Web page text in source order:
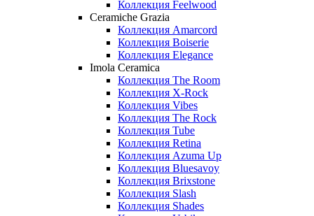
Коллекция Feelwood
Ceramiche Grazia
Коллекция Amarcord
Коллекция Boiserie
Коллекция Elegance
Imola Ceramica
Коллекция The Room
Коллекция X-Rock
Коллекция Vibes
Коллекция The Rock
Коллекция Tube
Коллекция Retina
Коллекция Azuma Up
Коллекция Bluesavoy
Коллекция Brixstone
Коллекция Slash
Коллекция Shades